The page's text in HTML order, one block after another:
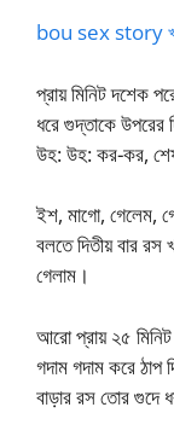
bou sex story
প্রায় মিনিট দশেক
ধরে গুদ্তাকে উপরের
উহ: উহ: কর-কর,
ইশ, মাগো, গেলেম,
বলতে দিতীয় বার রস
গেলাম।
আরো প্রায় ২৫ মিনিট
গদাম গদাম করে ঠাপ
বাড়ার রস তোর